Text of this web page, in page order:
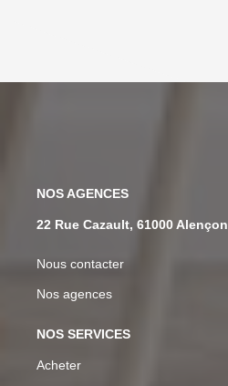
NOS AGENCES
22 Rue Cazault, 61000 Alençon
Nous contacter
Nos agences
NOS SERVICES
Acheter